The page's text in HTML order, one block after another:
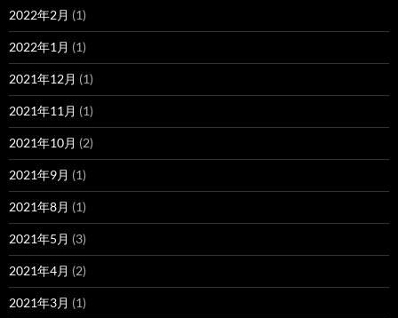
2022年2月 (1)
2022年1月 (1)
2021年12月 (1)
2021年11月 (1)
2021年10月 (2)
2021年9月 (1)
2021年8月 (1)
2021年5月 (3)
2021年4月 (2)
2021年3月 (1)